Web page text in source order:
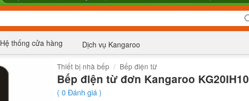
Hệ thống cửa hàng Dịch vụ Kangaroo
Thiết bị nhà bếp / Bếp điện từ
Bếp điện từ đơn Kangaroo KG20IH10
( 0Đánh giá )